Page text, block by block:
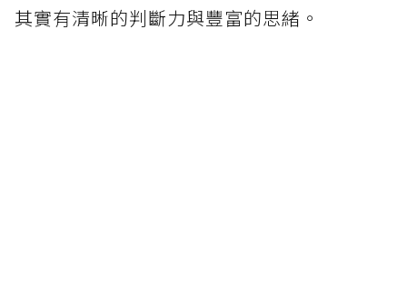
其實有清晰的判斷力與豐富的思緒。